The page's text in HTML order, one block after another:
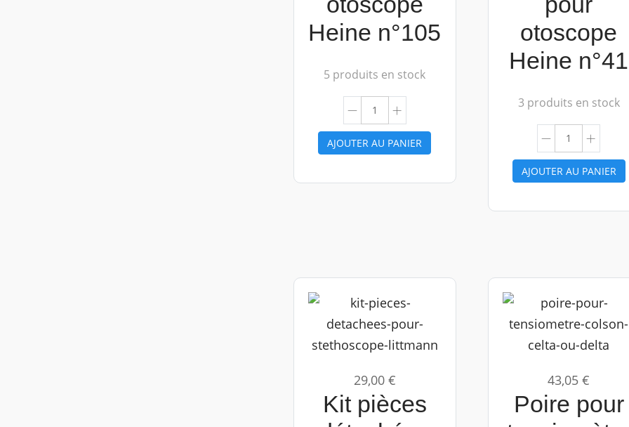
Heine n°105
5 produits en stock
AJOUTER AU PANIER
otoscope
Heine n°41
3 produits en stock
AJOUTER AU PANIER
29,00 €
Kit pièces
43,05 €
Poire pour